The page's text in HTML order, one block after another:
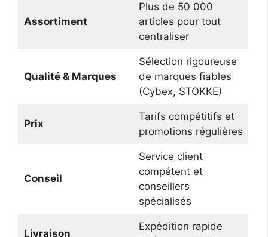
Assortiment
Plus de 50 000
articles pour tout
centraliser
Qualité & Marques
Sélection rigoureuse
de marques fiables
(Cybex, STOKKE)
Prix
Tarifs compétitifs et
promotions régulières
Conseil
Service client
compétent et
conseillers
spécialisés
Livraison
Expédition rapide